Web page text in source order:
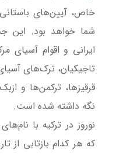
خاص، آیین‌های
شما خواهد بود. این
ایرانی و اقوام آسیای
تاجیکیان، ترک‌های
قرقیزها، ترکمن‌ها و
نگه داشته شده است.
نوروز در ترکیه با
که هر کدام بازتابی از